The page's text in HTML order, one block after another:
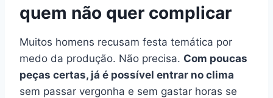
quem não quer complicar
Muitos homens recusam festa temática por
medo da produção. Não precisa. Com poucas
peças certas, já é possível entrar no clima
sem passar vergonha e sem gastar horas se